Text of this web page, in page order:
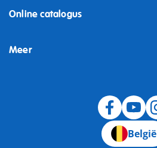
Online catalogus
Meer
België